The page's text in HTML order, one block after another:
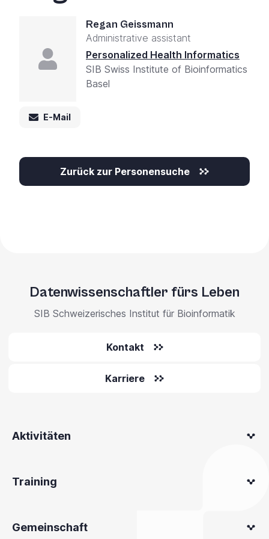
Regan Geissmann
Administrative assistant
Personalized Health Informatics
SIB Swiss Institute of Bioinformatics
Basel
E-Mail
Zurück zur Personensuche
Datenwissenschaftler fürs Leben
SIB Schweizerisches Institut für Bioinformatik
Kontakt
Karriere
Aktivitäten
Training
Gemeinschaft